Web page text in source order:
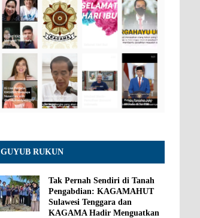
GUYUB RUKUN
Tak Pernah Sendiri di Tanah
Pengabdian: KAGAMAHUT
Sulawesi Tenggara dan
KAGAMA Hadir Menguatkan